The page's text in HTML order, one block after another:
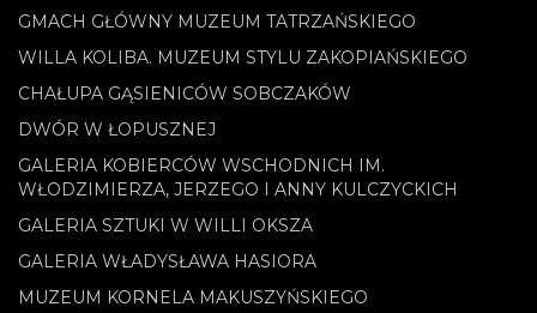
GMACH GŁÓWNY MUZEUM TATRZAŃSKIEGO
WILLA KOLIBA. MUZEUM STYLU ZAKOPIAŃSKIEGO
CHAŁUPA GĄSIENICÓW SOBCZAKÓW
DWÓR W ŁOPUSZNEJ
GALERIA KOBIERCÓW WSCHODNICH IM.
WŁODZIMIERZA, JERZEGO I ANNY KULCZYCKICH
GALERIA SZTUKI W WILLI OKSZA
GALERIA WŁADYSŁAWA HASIORA
MUZEUM KORNELA MAKUSZYŃSKIEGO